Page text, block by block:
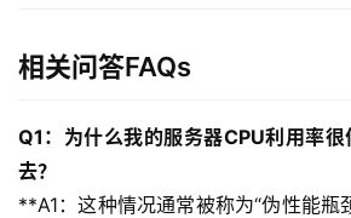
相关问答FAQs
Q1：为什么我的服务器CPU利用率
去？
**A1：这种情况通常被称为“伪性能瓶